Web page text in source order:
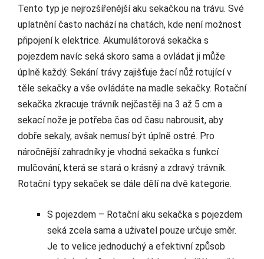
Tento typ je nejrozšířenější aku sekačkou na trávu. Své
uplatnění často nachází na chatách, kde není možnost
připojení k elektrice. Akumulátorová sekačka s
pojezdem navíc seká skoro sama a ovládat ji může
úplně každý. Sekání trávy zajišťuje žací nůž rotující v
těle sekačky a vše ovládáte na madle sekačky. Rotační
sekačka zkracuje trávník nejčastěji na 3 až 5 cm a
sekací nože je potřeba čas od času nabrousit, aby
dobře sekaly, avšak nemusí být úplně ostré. Pro
náročnější zahradníky je vhodná sekačka s funkcí
mulčování, která se stará o krásný a zdravý trávník.
Rotační typy sekaček se dále dělí na dvě kategorie.
S pojezdem – Rotační aku sekačka s pojezdem
seká zcela sama a uživatel pouze určuje směr.
Je to velice jednoduchý a efektivní způsob